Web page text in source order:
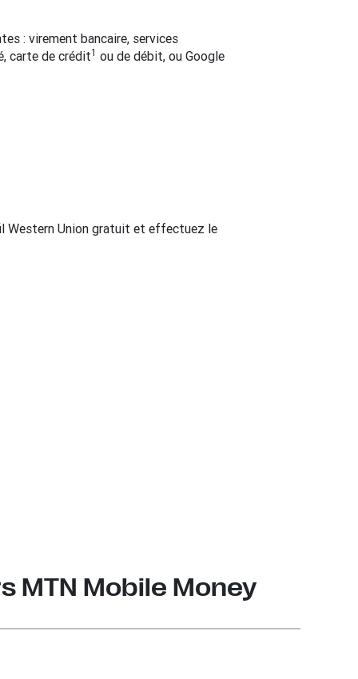
: virement bancaire, services
carte de crédit1 ou de débit, ou Google
Western Union gratuit et effectuez le
MTN Mobile Money